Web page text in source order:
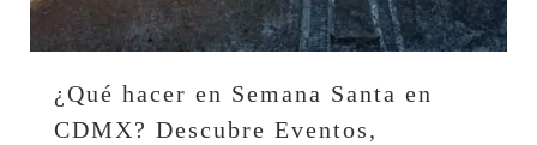
¿Qué hacer en Semana Santa en
CDMX? Descubre Eventos,